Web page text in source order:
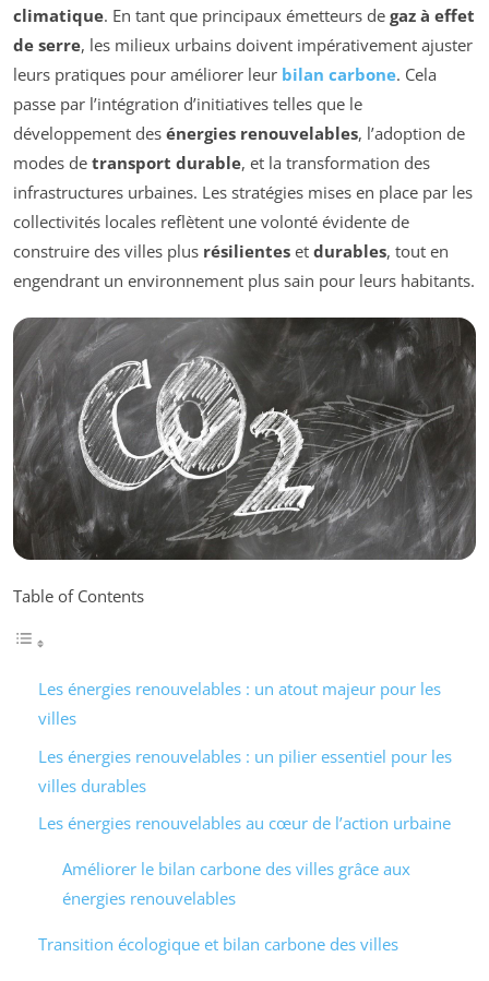
climatique. En tant que principaux émetteurs de gaz à effet
de serre, les milieux urbains doivent impérativement ajuster
leurs pratiques pour améliorer leur bilan carbone. Cela
passe par l’intégration d’initiatives telles que le
développement des énergies renouvelables, l’adoption de
modes de transport durable, et la transformation des
infrastructures urbaines. Les stratégies mises en place par les
collectivités locales reflètent une volonté évidente de
construire des villes plus résilientes et durables, tout en
engendrant un environnement plus sain pour leurs habitants.
Table of Contents
Les énergies renouvelables : un atout majeur pour les
villes
Les énergies renouvelables : un pilier essentiel pour les
villes durables
Les énergies renouvelables au cœur de l’action urbaine
Améliorer le bilan carbone des villes grâce aux
énergies renouvelables
Transition écologique et bilan carbone des villes